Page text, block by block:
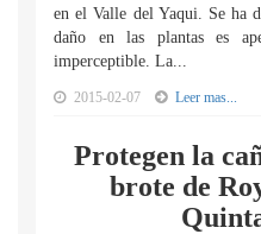
en el Valle del Yaqui. Se ha
daño en las plantas es
imperceptible. La...
2015-02-07 Leer mas...
Protegen la
brote de